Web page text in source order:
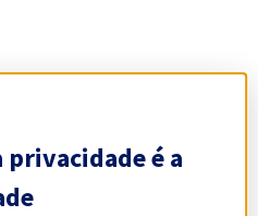
privacidade é a